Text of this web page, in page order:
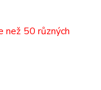
než 50 různých